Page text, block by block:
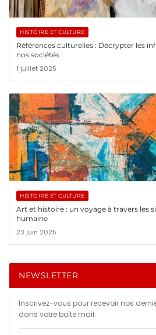
HISTOIRE ET CULTURE
Références culturelles : Décrypter les
nos sociétés
1 juillet 2025
HISTOIRE ET CULTURE
Art et histoire : un voyage à travers les
humaine
23 juin 2025
NEWSLETTER
Inscrivez-vous pour recevoir nos
dans votre boîte mail.